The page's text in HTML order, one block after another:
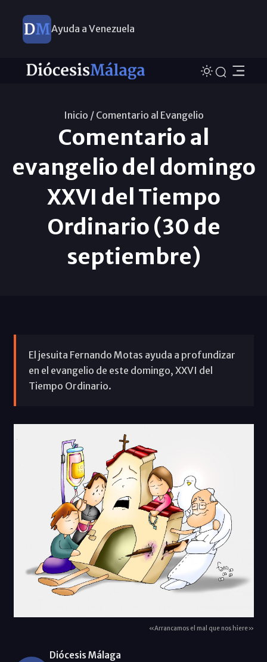
Ayuda a Venezuela
Inicio / Comentario al Evangelio
Comentario al
evangelio del domingo
XXVI del Tiempo
Ordinario (30 de
septiembre)
El jesuita Fernando Motas ayuda a profundizar
en el evangelio de este domingo, XXVI del
Tiempo Ordinario.
«Arrancamos el mal que nos hiere»
Diócesis Málaga